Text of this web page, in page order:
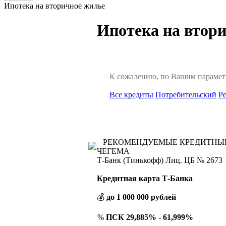
Ипотека на вторичное жилье
Ипотека на
К сожалению, по Вашим
Все кредиты Потребительский
РЕКОМЕНДУЕМЫЕ
ЧЕГЕМА
Т-Банк (Тинькофф) Лиц. ЦБ № 2673
Кредитная карта Т-Банка
💰 до 1 000 000 рублей
% ПСК 29,885% - 61,999%